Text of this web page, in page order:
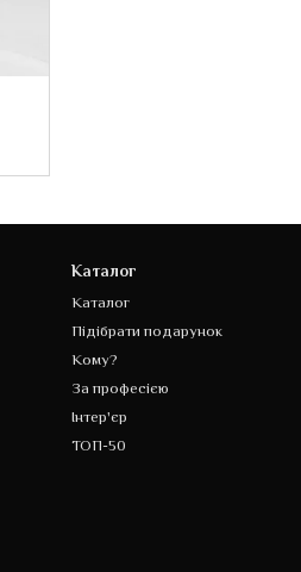
Каталог
Каталог
Підібрати подарунок
Кому?
За професією
Інтер'єр
ТОП-50